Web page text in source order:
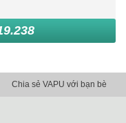
Chia sẻ VAPU với bạn bè